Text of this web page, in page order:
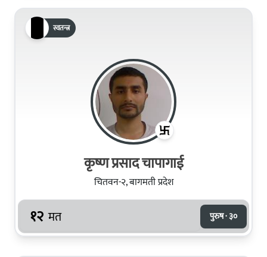
स्वतन्त्र
कृष्ण प्रसाद चापागाई
चितवन-२, बागमती प्रदेश
१२ मत पुरुष · ३०